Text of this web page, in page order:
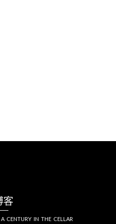
客
A CENTURY IN THE CELLAR